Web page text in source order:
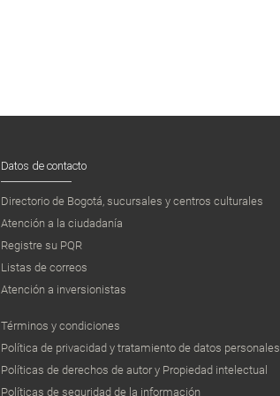
Datos de contacto
Directorio de Bogotá, sucursales y centros culturales
Atención a la ciudadanía
Registre su PQR
Listas de correos
Atención a inversionistas
Términos y condiciones
Política de privacidad y tratamiento de datos personales
Políticas de derechos de autor y Propiedad intelectual
Políticas de seguridad de la información